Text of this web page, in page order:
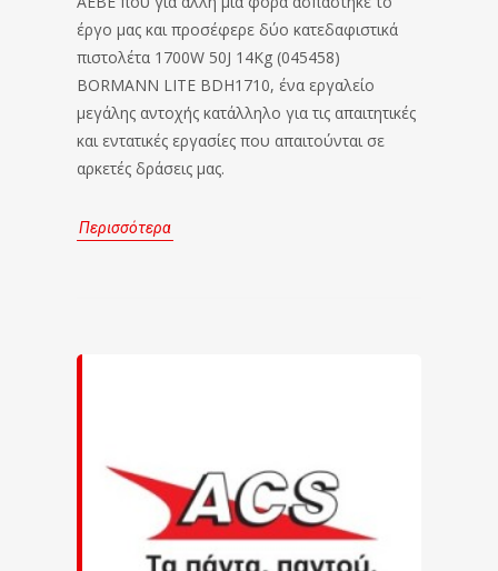
έργο μας και προσέφερε δύο κατεδαφιστικά
πιστολέτα 1700W 50J 14Kg (045458)
BORMANN LITE BDH1710, ένα εργαλείο
μεγάλης αντοχής κατάλληλο για τις απαιτητικές
και εντατικές εργασίες που απαιτούνται σε
αρκετές δράσεις μας.
Περισσότερα